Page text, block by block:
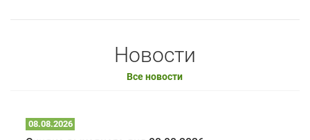
Новости
Все новости
08.08.2026